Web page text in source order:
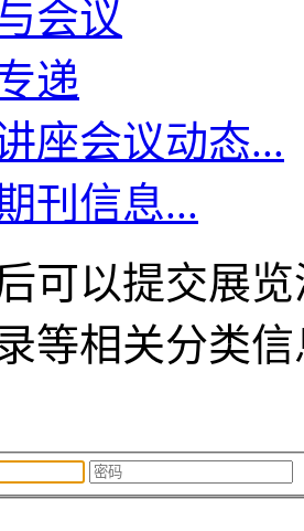
会议
递
座会议动态...
刊信息...
可以提交展
等相关分类